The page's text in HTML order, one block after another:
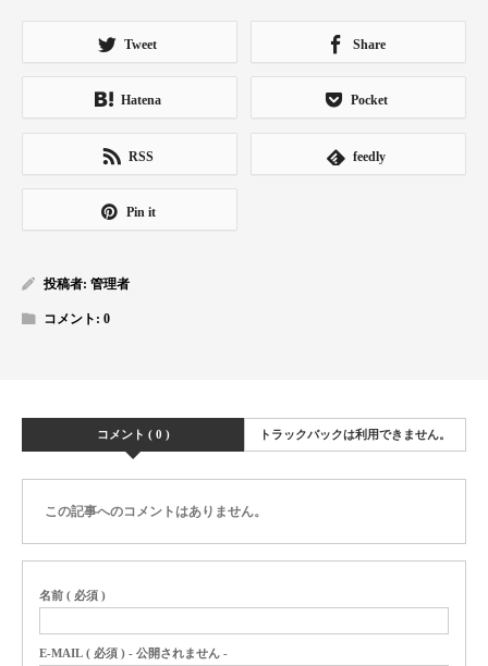
Tweet Share
Hatena Pocket
RSS feedly
Pin it
投稿者: 管理者
コメント: 0
コメント ( 0 ) トラックバックは利用できません。
この記事へのコメントはありません。
名前 ( 必須 )
E-MAIL ( 必須 ) - 公開されません -